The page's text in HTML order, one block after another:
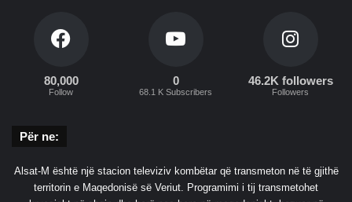
80,000
Follow
0
68.1 K Subscribers
46.2K followers
Followers
Për ne:
Alsat-M është një stacion televiziv kombëtar që transmeton në të gjithë
territorin e Maqedonisë së Veriut. Programimi i tij transmetohet